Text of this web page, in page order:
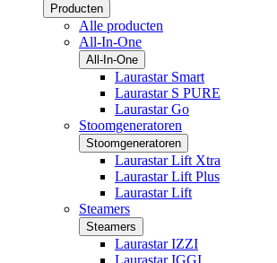
Producten
Alle producten
All-In-One
All-In-One
Laurastar Smart
Laurastar S PURE
Laurastar Go
Stoomgeneratoren
Stoomgeneratoren
Laurastar Lift Xtra
Laurastar Lift Plus
Laurastar Lift
Steamers
Steamers
Laurastar IZZI
Laurastar IGGI